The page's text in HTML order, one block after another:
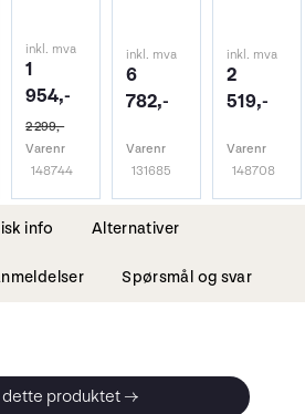
inkl. mva
1
954,-
2 299,-
Varenr
148744
inkl. mva
6
782,-
Varenr
131685
inkl. mva
2
519,-
Varenr
148708
info Alternativer
Spørsmål og svar
dette produktet →